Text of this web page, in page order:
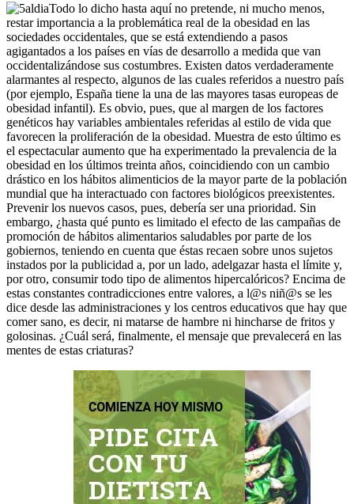
Todo lo dicho hasta aquí no pretende, ni mucho menos,
restar importancia a la problemática real de la obesidad en las
sociedades occidentales, que se está extendiendo a pasos
agigantados a los países en vías de desarrollo a medida que van
occidentalizándose sus costumbres. Existen datos verdaderamente
alarmantes al respecto, algunos de las cuales referidos a nuestro país
(por ejemplo, España tiene la una de las mayores tasas europeas de
obesidad infantil). Es obvio, pues, que al margen de los factores
genéticos hay variables ambientales referidas al estilo de vida que
favorecen la proliferación de la obesidad. Muestra de esto último es
el espectacular aumento que ha experimentado la prevalencia de la
obesidad en los últimos treinta años, coincidiendo con un cambio
drástico en los hábitos alimenticios de la mayor parte de la población
mundial que ha interactuado con factores biológicos preexistentes.
Prevenir los nuevos casos, pues, debería ser una prioridad. Sin
embargo, ¿hasta qué punto es limitado el efecto de las campañas de
promoción de hábitos alimentarios saludables por parte de los
gobiernos, teniendo en cuenta que éstas recaen sobre unos sujetos
instados por la publicidad a, por un lado, adelgazar hasta el límite y,
por otro, consumir todo tipo de alimentos hipercalóricos? Encima de
estas constantes contradicciones entre valores, a l@s niñ@s se les
dice desde las administraciones y los centros educativos que hay que
comer sano, es decir, ni matarse de hambre ni hincharse de fritos y
golosinas. ¿Cuál será, finalmente, el mensaje que prevalecerá en las
mentes de estas criaturas?